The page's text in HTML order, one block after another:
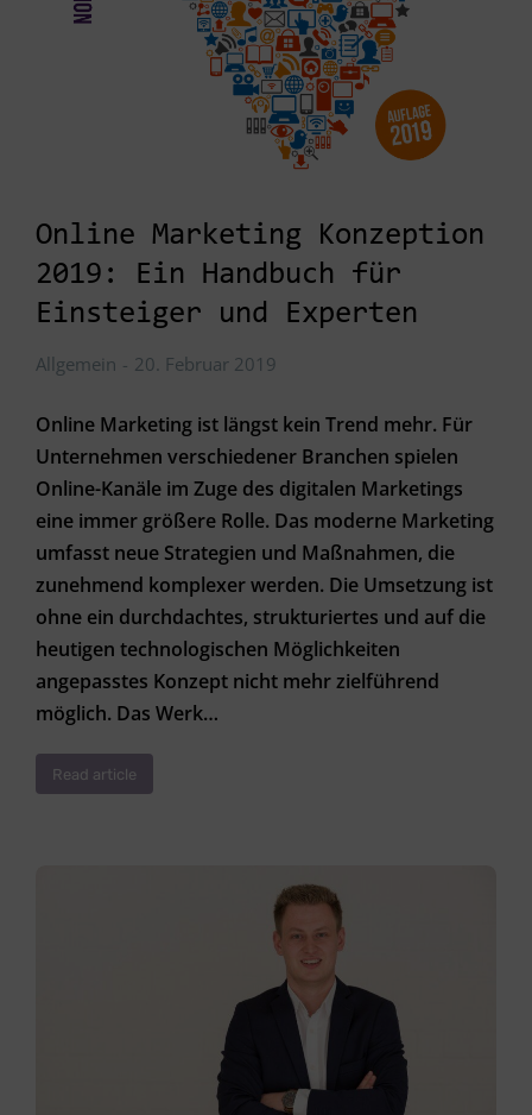
Online Marketing Konzeption
2019: Ein Handbuch für
Einsteiger und Experten
Allgemein 20. Februar 2019
Online Marketing ist längst kein Trend mehr. Für
Unternehmen verschiedener Branchen spielen
Online-Kanäle im Zuge des digitalen Marketings
eine immer größere Rolle. Das moderne Marketing
umfasst neue Strategien und Maßnahmen, die
zunehmend komplexer werden. Die Umsetzung ist
ohne ein durchdachtes, strukturiertes und auf die
heutigen technologischen Möglichkeiten
angepasstes Konzept nicht mehr zielführend
möglich. Das Werk…
Read article